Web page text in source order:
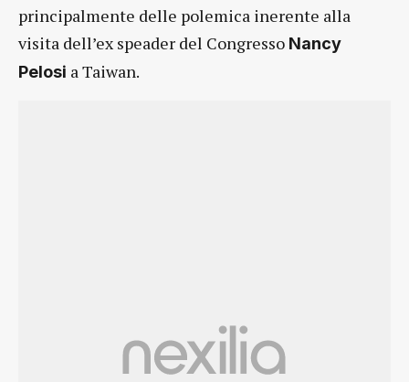
principalmente delle polemica inerente alla
visita dell’ex speader del Congresso Nancy
Pelosi a Taiwan.